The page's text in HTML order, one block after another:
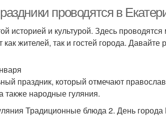
проводятся в
историей и культурой. Здесь
жителей, так и гостей города.
праздник, который отмечают
также народные гуляния.
Традиционные блюда 2. День города